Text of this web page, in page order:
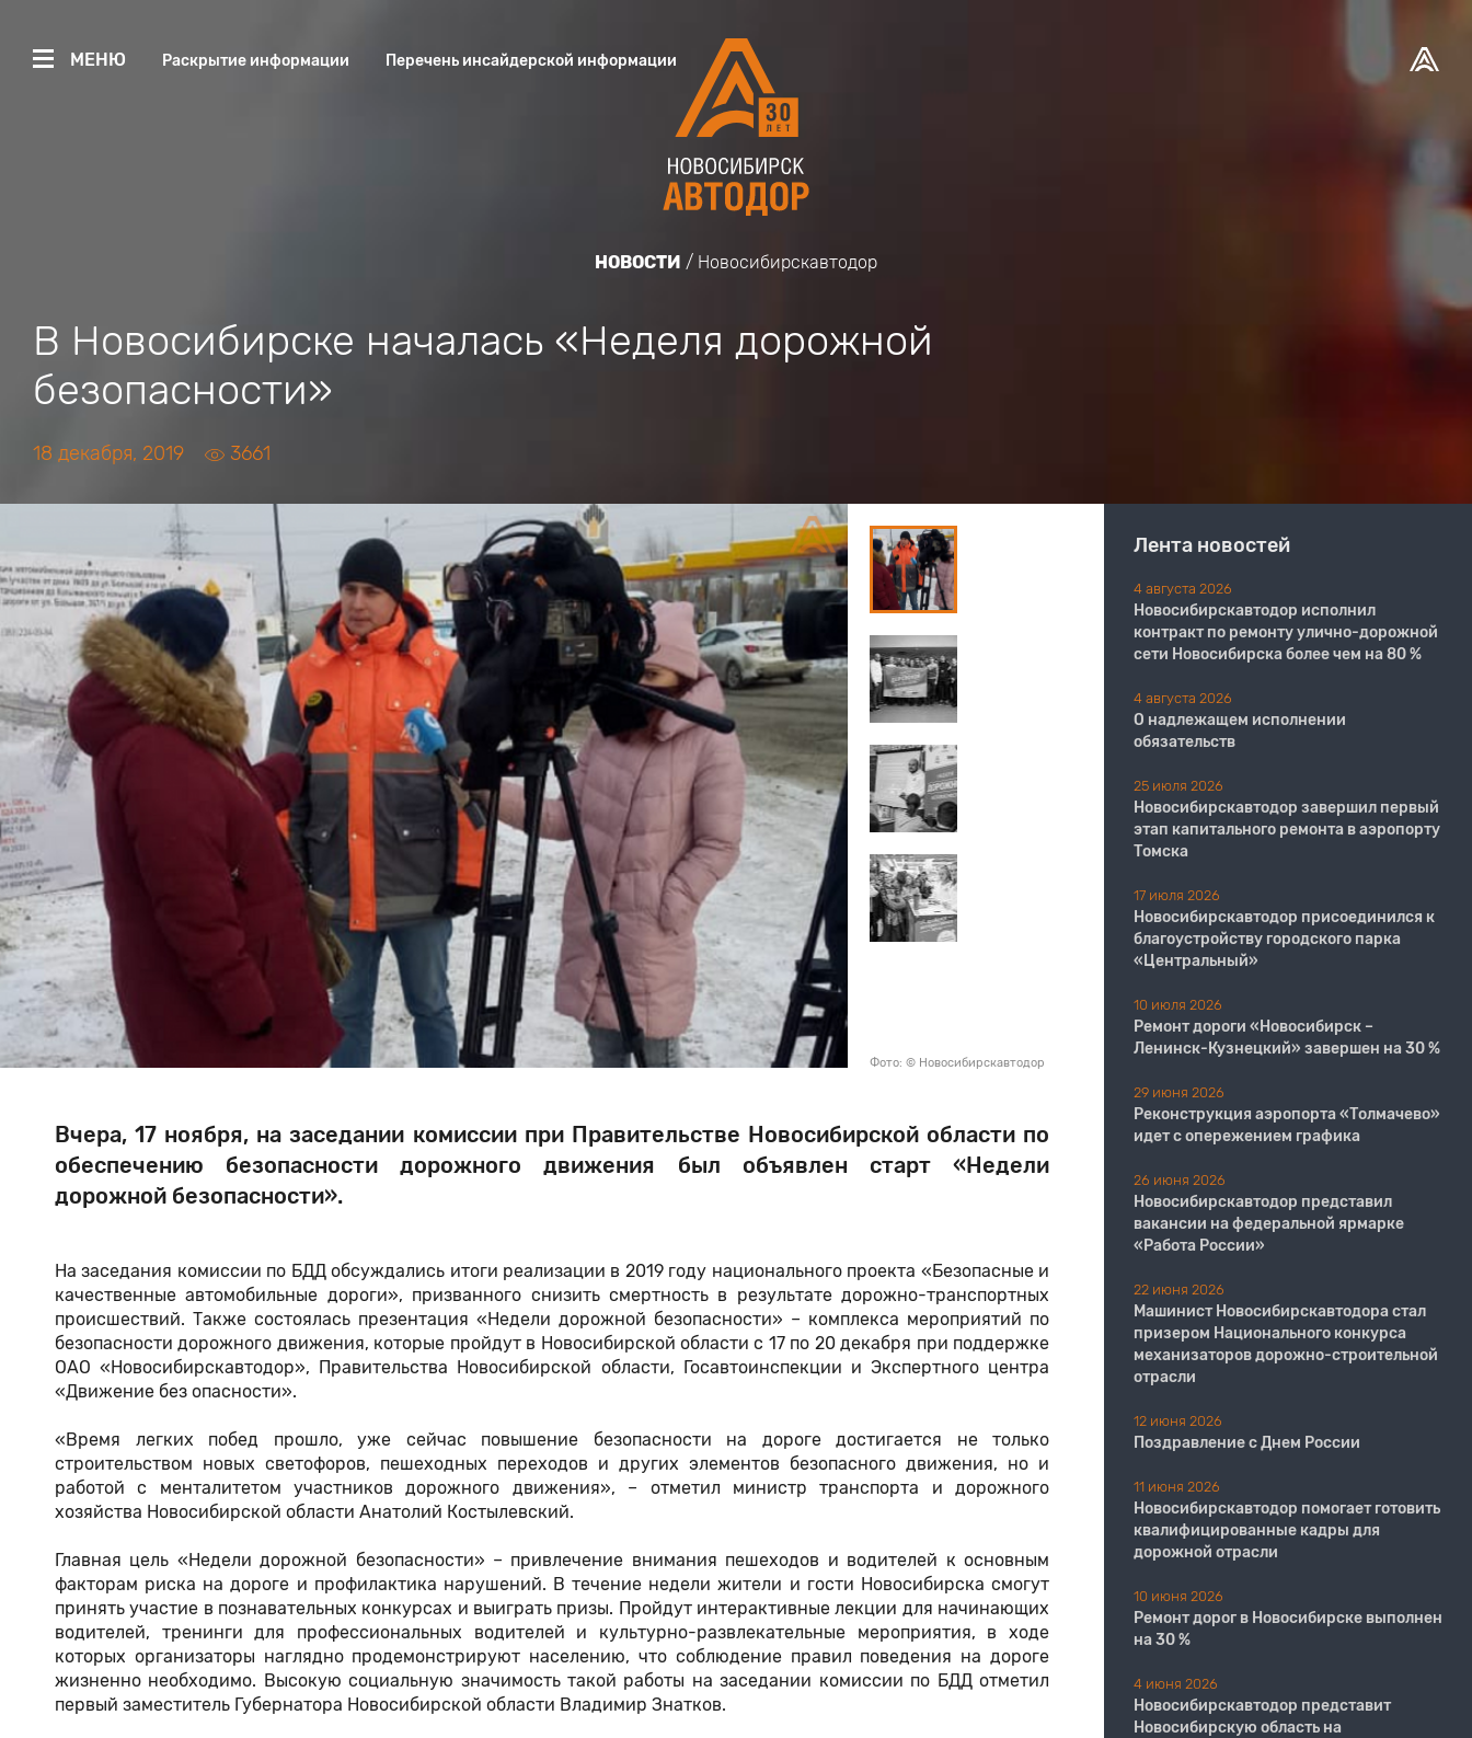
МЕНЮ Раскрытие информации Перечень инсайдерской информации
НОВОСТИ Новосибирскавтодор
В Новосибирске началась «Неделя дорожной
безопасности»
18 декабря, 2019 3661
Фото: © Новосибирскавтодор
Вчера, 17 ноября, на заседании комиссии при Правительстве Новосибирской области по
обеспечению безопасности дорожного движения был объявлен старт «Недели
дорожной безопасности».
На заседания комиссии по БДД обсуждались итоги реализации в 2019 году национального проекта «Безопасные и
качественные автомобильные дороги», призванного снизить смертность в результате дорожно-транспортных
происшествий. Также состоялась презентация «Недели дорожной безопасности» – комплекса мероприятий по
безопасности дорожного движения, которые пройдут в Новосибирской области с 17 по 20 декабря при поддержке
ОАО «Новосибирскавтодор», Правительства Новосибирской области, Госавтоинспекции и Экспертного центра
«Движение без опасности».
«Время легких побед прошло, уже сейчас повышение безопасности на дороге достигается не только
строительством новых светофоров, пешеходных переходов и других элементов безопасного движения, но и
работой с менталитетом участников дорожного движения», – отметил министр транспорта и дорожного
хозяйства Новосибирской области Анатолий Костылевский.
Главная цель «Недели дорожной безопасности» – привлечение внимания пешеходов и водителей к основным
факторам риска на дороге и профилактика нарушений. В течение недели жители и гости Новосибирска смогут
принять участие в познавательных конкурсах и выиграть призы. Пройдут интерактивные лекции для начинающих
водителей, тренинги для профессиональных водителей и культурно-развлекательные мероприятия, в ходе
которых организаторы наглядно продемонстрируют населению, что соблюдение правил поведения на дороге
жизненно необходимо. Высокую социальную значимость такой работы на заседании комиссии по БДД отметил
первый заместитель Губернатора Новосибирской области Владимир Знатков.
Лента новостей
4 августа 2026
Новосибирскавтодор исполнил
контракт по ремонту улично-дорожной
сети Новосибирска более чем на 80 %
4 августа 2026
О надлежащем исполнении
обязательств
25 июля 2026
Новосибирскавтодор завершил первый
этап капитального ремонта в аэропорту
Томска
17 июля 2026
Новосибирскавтодор присоединился к
благоустройству городского парка
«Центральный»
10 июля 2026
Ремонт дороги «Новосибирск –
Ленинск-Кузнецкий» завершен на 30 %
29 июня 2026
Реконструкция аэропорта «Толмачево»
идет с опережением графика
26 июня 2026
Новосибирскавтодор представил
вакансии на федеральной ярмарке
«Работа России»
22 июня 2026
Машинист Новосибирскавтодора стал
призером Национального конкурса
механизаторов дорожно-строительной
отрасли
12 июня 2026
Поздравление с Днем России
11 июня 2026
​​​​​​​Новосибирскавтодор помогает готовить
квалифицированные кадры для
дорожной отрасли
10 июня 2026
Ремонт дорог в Новосибирске выполнен
на 30 %
4 июня 2026
Новосибирскавтодор представит
Новосибирскую область на